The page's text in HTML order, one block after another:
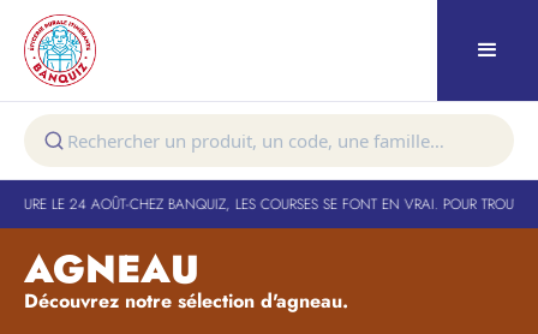
LE 24 AOÛT-CHEZ BANQUIZ, LES COURSES SE FONT EN VRAI. POUR TROUVER
AGNEAU
Découvrez notre sélection d'agneau.